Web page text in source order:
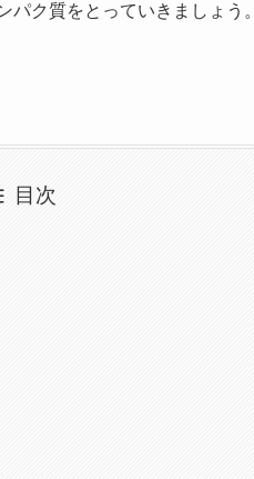
ク質をとっていきましょう。
目次